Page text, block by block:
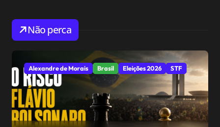
Não perca
Alexandre de Morais Brasil Eleições 2026 STF